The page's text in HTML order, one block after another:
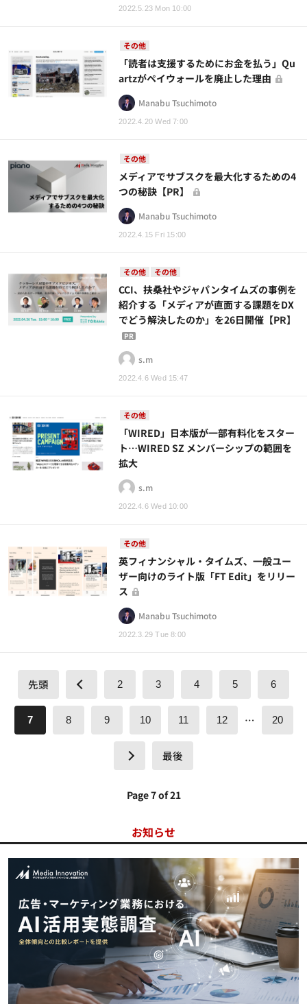
2022.5.23 Mon 10:00
その他
2022.4.20 Wed 7:00
「読者は支援するためにお金を払う」Qu
artzがペイウォールを廃止した理由
Manabu Tsuchimoto
その他
2022.4.15 Fri 15:00
メディアでサブスクを最大化するための4
つの秘訣【PR】
Manabu Tsuchimoto
その他 その他
2022.4.6 Wed 15:47
CCI、扶桑社やジャパンタイムズの事例を
紹介する「メディアが直面する課題をDX
でどう解決したのか」を26日開催【PR】
PR
s.m
その他
2022.4.6 Wed 10:00
「WIRED」日本版が一部有料化をスター
ト…WIRED SZ メンバーシップの範囲を
拡大
s.m
その他
2022.3.29 Tue 8:00
英フィナンシャル・タイムズ、一般ユー
ザー向けのライト版「FT Edit」をリリー
ス
Manabu Tsuchimoto
先頭 2 3 4 5 6
7 8 9 10 11 12 … 20
最後
Page 7 of 21
お知らせ